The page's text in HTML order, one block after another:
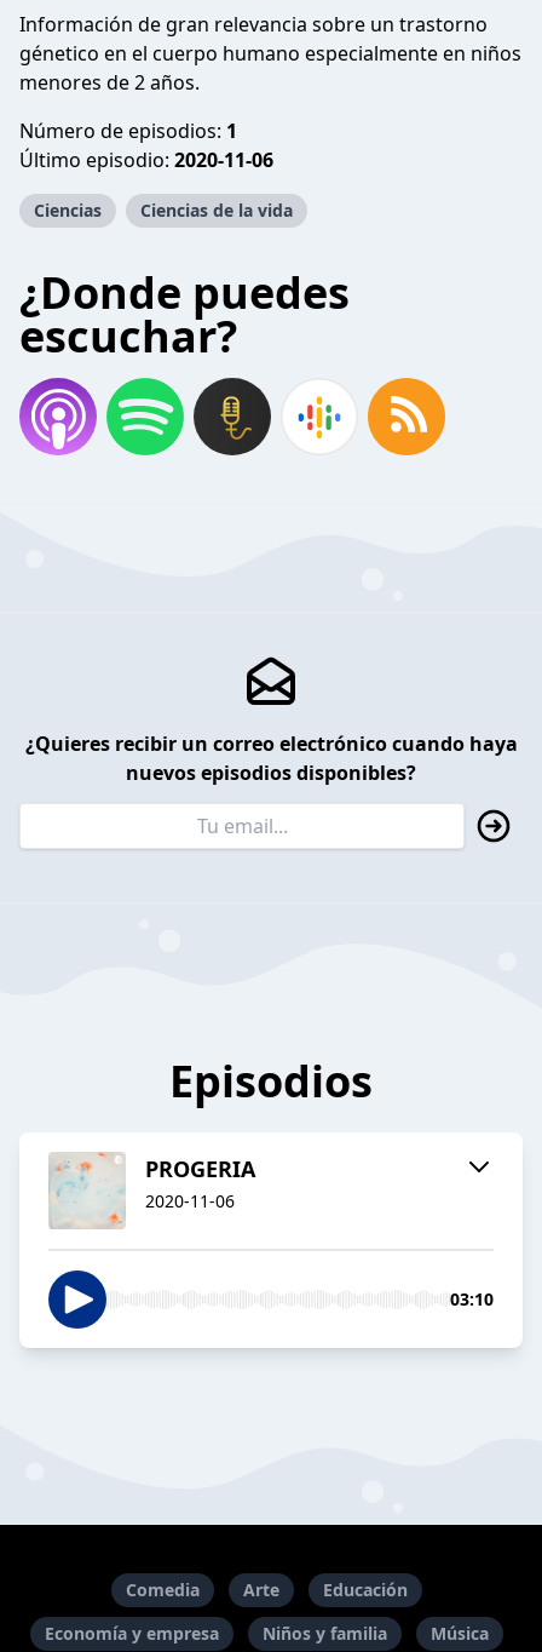
Información de gran relevancia sobre un trastorno
génetico en el cuerpo humano especialmente en niños
menores de 2 años.
Número de episodios: 1
Último episodio: 2020-11-06
Ciencias Ciencias de la vida
¿Donde puedes
escuchar?
¿Quieres recibir un correo electrónico cuando haya
nuevos episodios disponibles?
Episodios
PROGERIA
2020-11-06
03:10
Comedia Arte
Educación
Economía y empresa
Niños y familia Música